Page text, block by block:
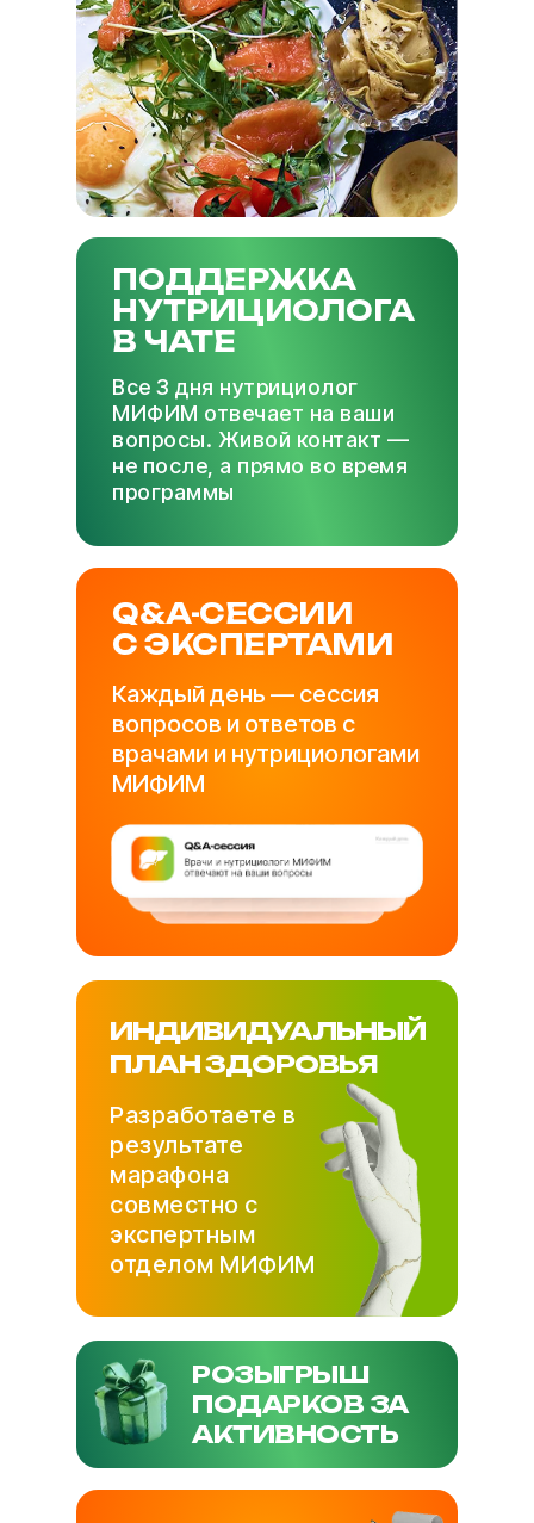
ПОДДЕРЖКА
НУТРИЦИОЛОГА
В ЧАТЕ
Все 3 дня нутрициолог
МИФИМ отвечает на ваши
вопросы. Живой контакт —
не после, а прямо во время
программы
Каждый день — сессия
вопросов и ответов с
врачами и нутрициологами
МИФИМ
Q&A-СЕССИИ
С ЭКСПЕРТАМИ
Разработаете в
результате
марафона
совместно с
экспертным
отделом МИФИМ
ИНДИВИДУАЛЬНЫЙ
ПЛАН ЗДОРОВЬЯ
РОЗЫГРЫШ
ПОДАРКОВ ЗА
АКТИВНОСТЬ